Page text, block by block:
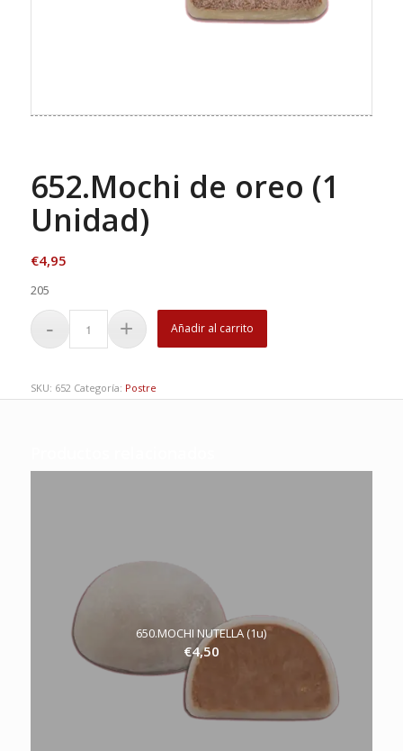
652.Mochi de oreo (1
Unidad)
€4,95
205
Añadir al carrito
SKU: 652 Categoría: Postre
650.MOCHI NUTELLA (1u)
€4,50